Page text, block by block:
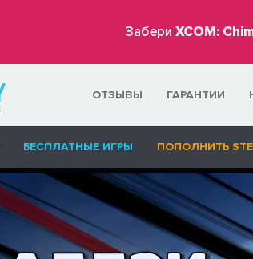
Забери XCOM:
ОТЗЫВЫ ГАРАНТИИ
БЕСПЛАТНЫЕ ИГРЫ ПОПОЛНИТЬ